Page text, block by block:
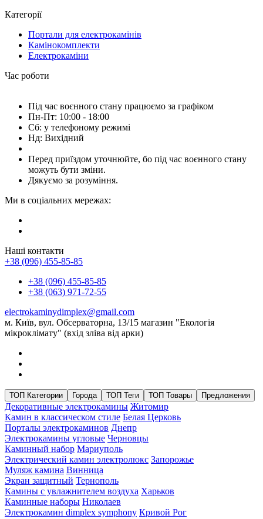
Категорії
Портали для електрокамінів
Камінокомплекти
Електрокаміни
Час роботи
Під час воєнного стану працюємо за графіком
Пн-Пт: 10:00 - 18:00
Сб: у телефоному режимі
Нд: Вихідний
Перед приїздом уточнюйте, бо під час воєнного стану
можуть бути зміни.
Дякуємо за розуміння.
Ми в соціальних мережах:
Наші контакти
+38 (096) 455-85-85
+38 (096) 455-85-85
+38 (063) 971-72-55
electrokaminydimplex@gmail.com
м. Київ, вул. Обсерваторна, 13/15 магазин "Екологія
мікроклімату" (вхід зліва від арки)
ТОП Категории Города ТОП Теги ТОП Товары Предложения
Декоративные электрокамины Житомир
Камин в классическом стиле Белая Церковь
Порталы электрокаминов Днепр
Электрокамины угловые Черновцы
Каминный набор Мариуполь
Электрический камин электролюкс Запорожье
Муляж камина Винница
Экран защитный Тернополь
Камины с увлажнителем воздуха Харьков
Каминные наборы Николаев
Электрокамин dimplex symphony Кривой Рог